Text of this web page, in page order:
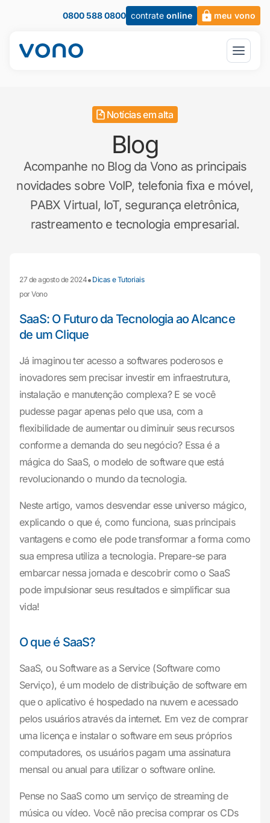
0800 588 0800 contrate online meu vono
Notícias em alta
Blog
Acompanhe no Blog da Vono as principais
novidades sobre VoIP, telefonia fixa e móvel,
PABX Virtual, IoT, segurança eletrônica,
rastreamento e tecnologia empresarial.
27 de agosto de 2024• Dicas e Tutoriais
por Vono
SaaS: O Futuro da Tecnologia ao Alcance
de um Clique
Já imaginou ter acesso a softwares poderosos e
inovadores sem precisar investir em infraestrutura,
instalação e manutenção complexa? E se você
pudesse pagar apenas pelo que usa, com a
flexibilidade de aumentar ou diminuir seus recursos
conforme a demanda do seu negócio? Essa é a
mágica do SaaS, o modelo de software que está
revolucionando o mundo da tecnologia.
Neste artigo, vamos desvendar esse universo mágico,
explicando o que é, como funciona, suas principais
vantagens e como ele pode transformar a forma como
sua empresa utiliza a tecnologia. Prepare-se para
embarcar nessa jornada e descobrir como o SaaS
pode impulsionar seus resultados e simplificar sua
vida!
O que é SaaS?
SaaS, ou Software as a Service (Software como
Serviço), é um modelo de distribuição de software em
que o aplicativo é hospedado na nuvem e acessado
pelos usuários através da internet. Em vez de comprar
uma licença e instalar o software em seus próprios
computadores, os usuários pagam uma assinatura
mensal ou anual para utilizar o software online.
Pense no SaaS como um serviço de streaming de
música ou vídeo. Você não precisa comprar os CDs